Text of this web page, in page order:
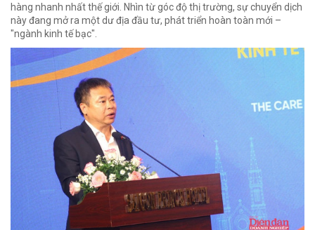
hàng nhanh nhất thế giới. Nhìn từ góc độ thị trường, sự chuyển dịch
này đang mở ra một dư địa đầu tư, phát triển hoàn toàn mới –
"ngành kinh tế bạc".